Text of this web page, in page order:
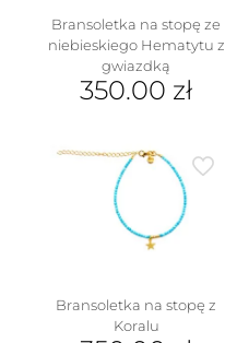
Bransoletka na stopę ze
niebieskiego Hematytu z
gwiazdką
350.00 zł
Bransoletka na stopę z
Koralu